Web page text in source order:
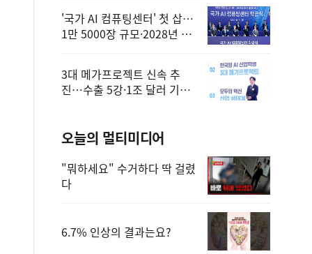
'국가 AI 컴퓨팅센터' 첫 삽…
1만 5000장 규모·2028년 완
3대 메가프로젝트 신속 추
진…수출 5강·1조 달러 기반
오늘의 멀티미디어
"뭐하세요" 수거하다 딱 걸렸
다
6.7% 인상의 결과는요?